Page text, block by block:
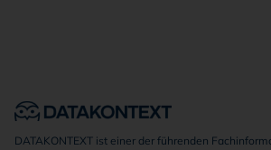
DATAKONTEXT ist einer der führenden